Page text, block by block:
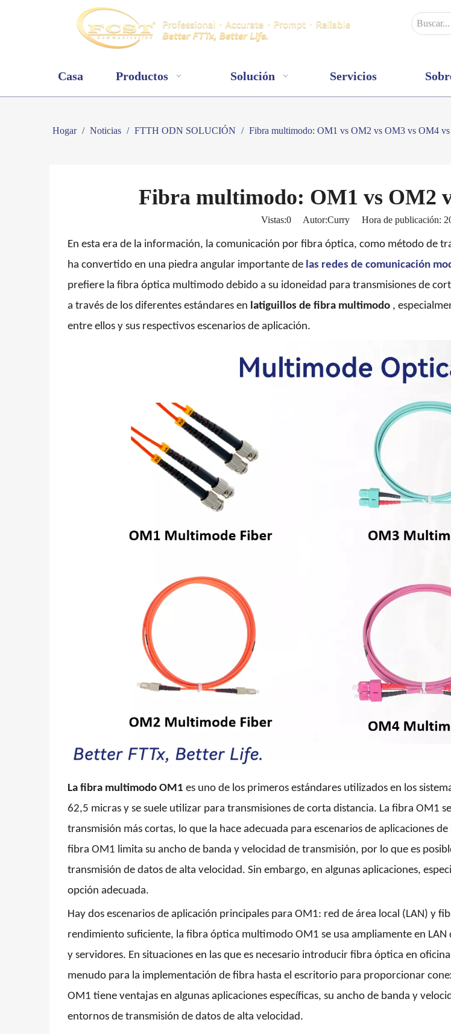
Casa Productos Solución Servicios
Hogar / Noticias / FTTH ODN SOLUCIÓN / Fibra multimodo: OM1 vs OM2 vs OM3 vs OM4
Fibra multimodo: OM1 vs OM2
Vistas:0 Autor:Curry Hora de publicación:
En esta era de la información, la comunicación por fibra óptica, como método de
ha convertido en una piedra angular importante de las redes de comunicación
prefiere la fibra óptica multimodo debido a su idoneidad para transmisiones de
a través de los diferentes estándares en latiguillos de fibra multimodo ,
entre ellos y sus respectivos escenarios de aplicación.
La fibra multimodo OM1 es uno de los primeros estándares utilizados en los
62,5 micras y se suele utilizar para transmisiones de corta distancia. La fibra OM1
transmisión más cortas, lo que la hace adecuada para escenarios de aplicaciones
fibra OM1 limita su ancho de banda y velocidad de transmisión, por lo que es
transmisión de datos de alta velocidad. Sin embargo, en algunas aplicaciones,
opción adecuada.
Hay dos escenarios de aplicación principales para OM1: red de área local (LAN) y
rendimiento suficiente, la fibra óptica multimodo OM1 se usa ampliamente en
y servidores. En situaciones en las que es necesario introducir fibra óptica en
menudo para la implementación de fibra hasta el escritorio para proporcionar
OM1 tiene ventajas en algunas aplicaciones específicas, su ancho de banda y
entornos de transmisión de datos de alta velocidad.